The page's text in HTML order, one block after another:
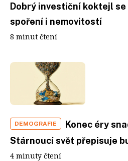
Dobrý investiční koktejl se
spoření i nemovitostí
8 minut čtení
DEMOGRAFIE
Konec éry
Stárnoucí svět přepisuje
4 minuty čtení